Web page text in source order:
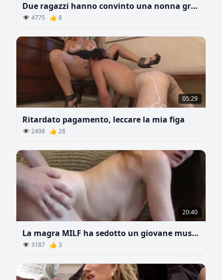
Due ragazzi hanno convinto una nonna grassa a fare sesso
👁 4775 👍 8
05:29
Ritardato pagamento, leccare la mia figa
👁 2498 👍 28
20:40
La magra MILF ha sedotto un giovane musicista
👁 3187 👍 3